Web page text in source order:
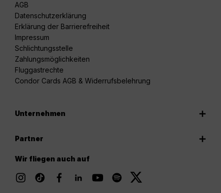
AGB
Datenschutzerklärung
Erklärung der Barrierefreiheit
Impressum
Schlichtungsstelle
Zahlungsmöglichkeiten
Fluggastrechte
Condor Cards AGB & Widerrufsbelehrung
Unternehmen
Partner
Wir fliegen auch auf